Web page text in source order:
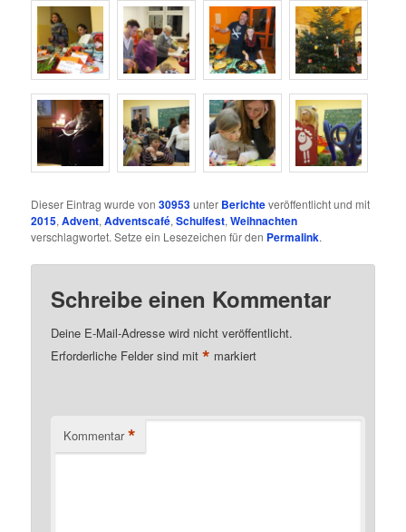
Dieser Eintrag wurde von30953unter Berichteveröffentlicht und mit
2015,Advent,Adventscafé,Schulfest,Weihnachten
verschlagwortet. Setze ein Lesezeichen für den Permalink.
Schreibe einen Kommentar
Deine E-Mail-Adresse wird nicht veröffentlicht.
Erforderliche Felder sind mit* markiert
Kommentar *